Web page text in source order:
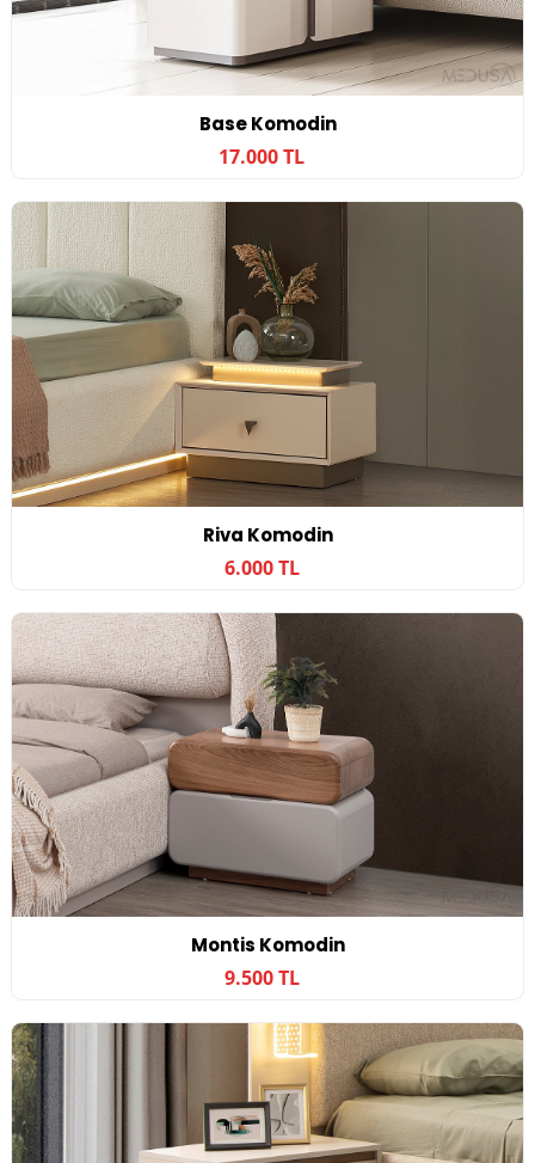
Base Komodin
17.000 TL
Riva Komodin
6.000 TL
Montis Komodin
9.500 TL